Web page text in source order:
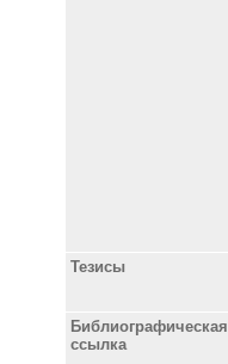
Тезисы
Библиографическая
ссылка